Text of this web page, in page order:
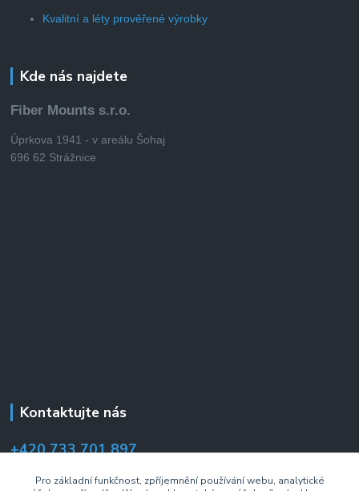
Kvalitní a léty prověřené výrobky
Kde nás najdete
Fiber Mounts s.r.o.
Úprkova 1941 - v areálu Šohaj
696 62 Strážnice
Kontaktujte nás
+420 733 701 897
Pro základní funkčnost, zpříjemnění používání webu, analytické